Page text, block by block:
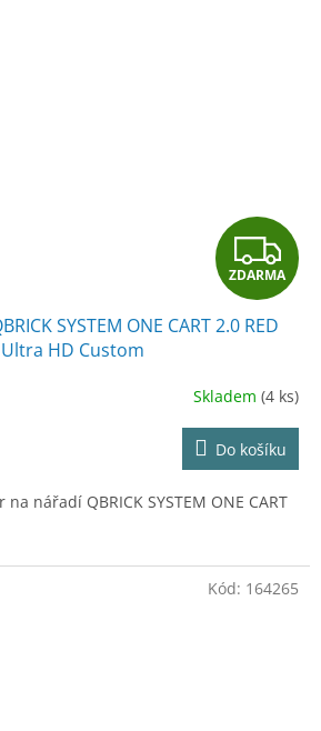
Z
D
R
M
A
ZDARMA
SYSTEM ONE CART 2.0 RED
Ultra HD Custom
Skladem (4 ks)
Do košíku
nářadí QBRICK SYSTEM ONE CART
Kód: 164265